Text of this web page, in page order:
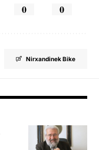
0 0
Nirxandinek Bike